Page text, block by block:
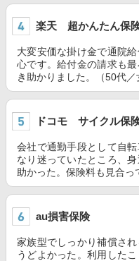
楽天 超かんたん保
大変安価な掛け金で通院
心です。給付金の請求も
き助かりました。（50代／
ドコモ サイクル保
会社で通勤手段として自
なり迷っていたところ、
助かった。保険料も見合っ
au損害保険
家族型でしっかり補償さ
うどよかった。利用した